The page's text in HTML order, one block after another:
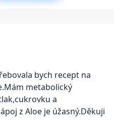
bych recept na
metabolický
a
z Aloe je úžasný.Děkuji